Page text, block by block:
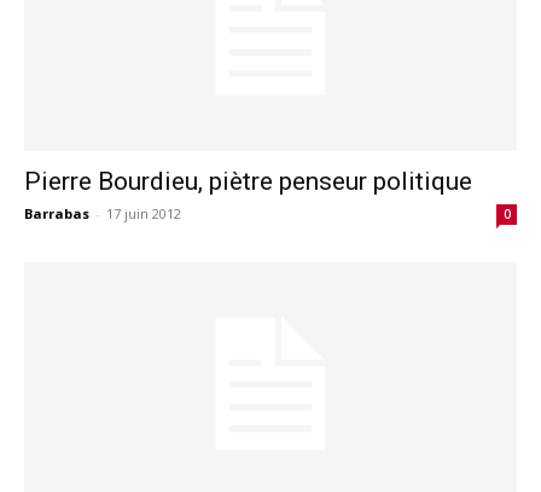
Pierre Bourdieu, piètre penseur politique
Barrabas - 17 juin 2012 0